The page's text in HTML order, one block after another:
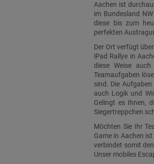
Aachen ist
im Bundesland
diese bis zum
perfekten
Der Ort verfügt
iPad Rallye in
diese Weise
Teamaufgaben
sind. Die
auch Logik und
Gelingt es Ihnen,
Siegertreppchen
Möchten Sie Ihr
Game in Aachen
verbindet somit
Unser mobiles